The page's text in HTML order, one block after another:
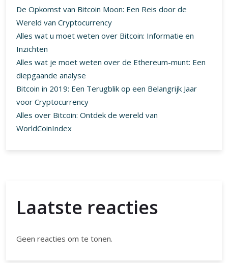
De Opkomst van Bitcoin Moon: Een Reis door de
Wereld van Cryptocurrency
Alles wat u moet weten over Bitcoin: Informatie en
Inzichten
Alles wat je moet weten over de Ethereum-munt: Een
diepgaande analyse
Bitcoin in 2019: Een Terugblik op een Belangrijk Jaar
voor Cryptocurrency
Alles over Bitcoin: Ontdek de wereld van
WorldCoinIndex
Laatste reacties
Geen reacties om te tonen.